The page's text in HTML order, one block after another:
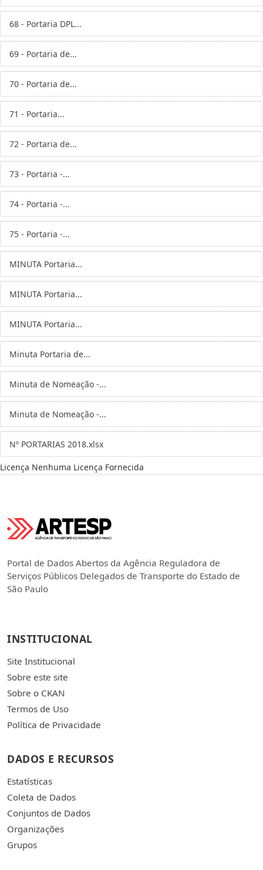
68 - Portaria DPL...
69 - Portaria de...
70 - Portaria de...
71 - Portaria...
72 - Portaria de...
73 - Portaria -...
74 - Portaria -...
75 - Portaria -...
MINUTA Portaria...
MINUTA Portaria...
MINUTA Portaria...
Minuta Portaria de...
Minuta de Nomeação -...
Minuta de Nomeação -...
Nº PORTARIAS 2018.xlsx
Licença Nenhuma Licença Fornecida
Portal de Dados Abertos da Agência Reguladora de
Serviços Públicos Delegados de Transporte do Estado de
São Paulo
INSTITUCIONAL
Site Institucional
Sobre este site
Sobre o CKAN
Termos de Uso
Política de Privacidade
DADOS E RECURSOS
Estatísticas
Coleta de Dados
Conjuntos de Dados
Organizações
Grupos